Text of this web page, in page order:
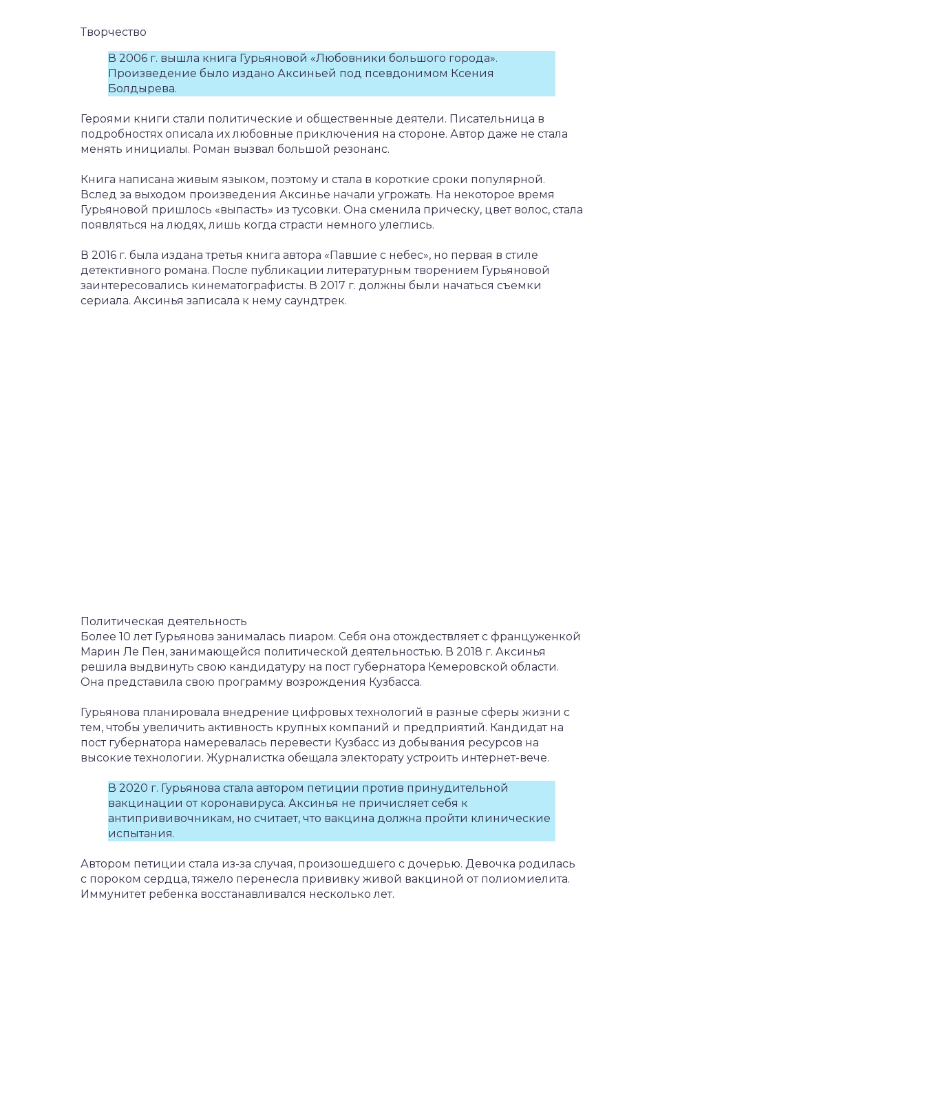
Творчество
В 2006 г. вышла книга Гурьяновой «Любовники большого города».
Произведение было издано Аксиньей под псевдонимом Ксения
Болдырева.
Героями книги стали политические и общественные деятели. Писательница в
подробностях описала их любовные приключения на стороне. Автор даже не стала
менять инициалы. Роман вызвал большой резонанс.
Книга написана живым языком, поэтому и стала в короткие сроки популярной.
Вслед за выходом произведения Аксинье начали угрожать. На некоторое время
Гурьяновой пришлось «выпасть» из тусовки. Она сменила прическу, цвет волос, стала
появляться на людях, лишь когда страсти немного улеглись.
В 2016 г. была издана третья книга автора «Павшие с небес», но первая в стиле
детективного романа. После публикации литературным творением Гурьяновой
заинтересовались кинематографисты. В 2017 г. должны были начаться съемки
сериала. Аксинья записала к нему саундтрек.
Политическая деятельность
Более 10 лет Гурьянова занималась пиаром. Себя она отождествляет с француженкой
Марин Ле Пен, занимающейся политической деятельностью. В 2018 г. Аксинья
решила выдвинуть свою кандидатуру на пост губернатора Кемеровской области.
Она представила свою программу возрождения Кузбасса.
Гурьянова планировала внедрение цифровых технологий в разные сферы жизни с
тем, чтобы увеличить активность крупных компаний и предприятий. Кандидат на
пост губернатора намеревалась перевести Кузбасс из добывания ресурсов на
высокие технологии. Журналистка обещала электорату устроить интернет-вече.
В 2020 г. Гурьянова стала автором петиции против принудительной
вакцинации от коронавируса. Аксинья не причисляет себя к
антипрививочникам, но считает, что вакцина должна пройти клинические
испытания.
Автором петиции стала из-за случая, произошедшего с дочерью. Девочка родилась
с пороком сердца, тяжело перенесла прививку живой вакциной от полиомиелита.
Иммунитет ребенка восстанавливался несколько лет.